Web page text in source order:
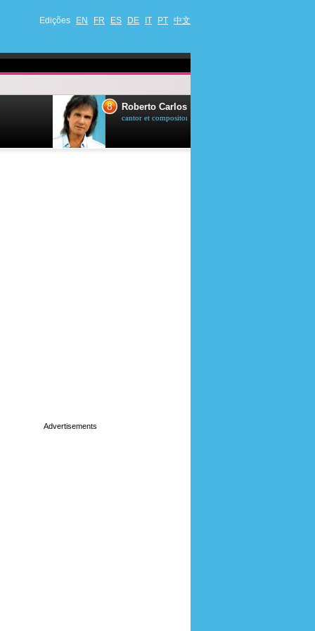
Edições EN FR ES DE IT PT 中文
Roberto Carlos
cantor et compositor brasileiro